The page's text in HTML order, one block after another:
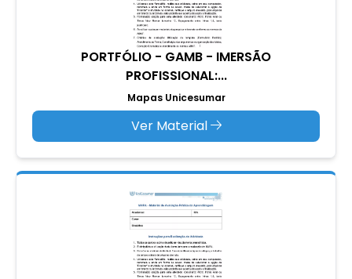
PORTFÓLIO - GAMB - IMERSÃO
PROFISSIONAL:...
Mapas Unicesumar
Ver Material